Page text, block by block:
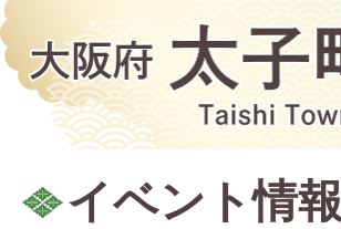
イベント情報